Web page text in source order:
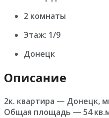
2 комнаты
Этаж: 1/9
Донецк
Описание
2к. квартира — Донецк,
Общая площадь — 54